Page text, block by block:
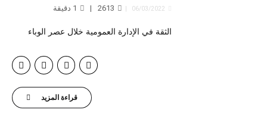
06/03/2022
2613
1 دقيقة
الثقة في الإدارة العمومية خلال عصر الوباء
قراءة المزيد